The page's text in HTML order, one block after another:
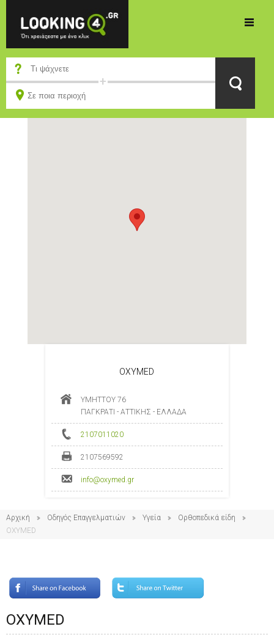
OXYMED
ΥΜΗΤΤΟΥ 76
ΠΑΓΚΡΑΤΙ - ΑΤΤΙΚΗΣ - ΕΛΛΑΔΑ
2107011020
2107569592
info@oxymed.gr
Αρχική Οδηγός Επαγγελματιών Υγεία
Ορθοπεδικά είδη
OXYMED
OXYMED